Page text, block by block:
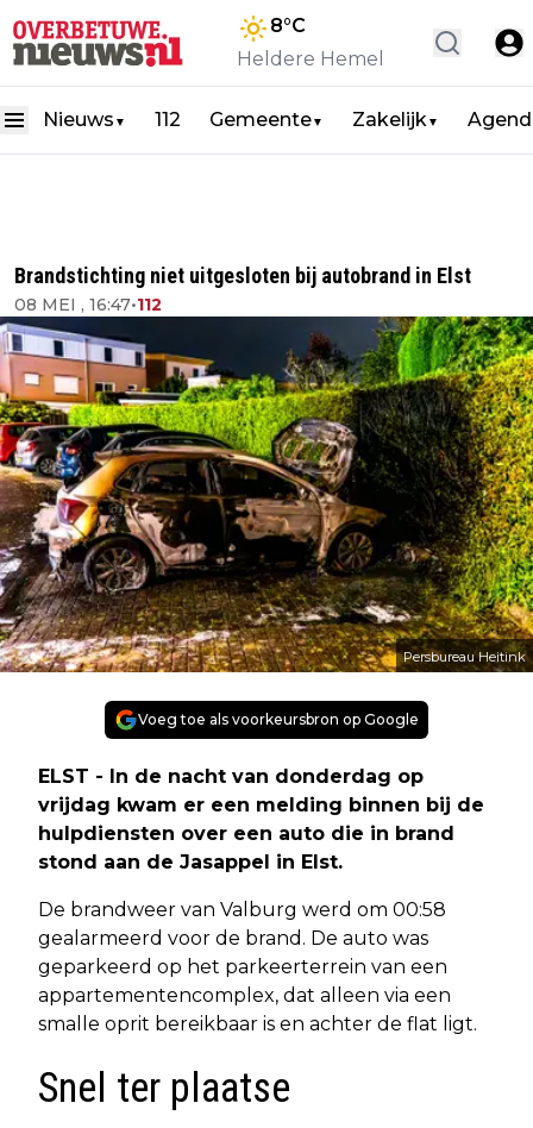
8°C
Heldere Hemel
Nieuws ▼ 112 Gemeente▼ Zakelijk▼
Brandstichting niet uitgesloten bij autobrand in Elst
08 MEI , 16:47•112
Persbureau Heitink
Voeg toe als voorkeursbron op Google
ELST - In de nacht van donderdag op
vrijdag kwam er een melding binnen bij de
hulpdiensten over een auto die in brand
stond aan de Jasappel in Elst.
De brandweer van Valburg werd om 00:58
gealarmeerd voor de brand. De auto was
geparkeerd op het parkeerterrein van een
appartementencomplex, dat alleen via een
smalle oprit bereikbaar is en achter de flat ligt.
Snel ter plaatse